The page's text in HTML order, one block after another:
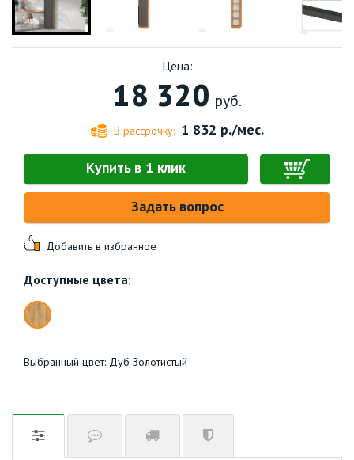
Цена:
18 320 руб.
В рассрочку: 1 832 р./мес.
Купить в 1 клик
Задать вопрос
Добавить в избранное
Доступные цвета:
Выбранный цвет: Дуб Золотистый